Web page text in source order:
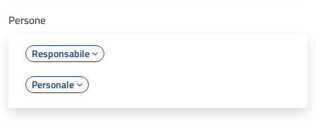
Persone
Responsabile
Personale